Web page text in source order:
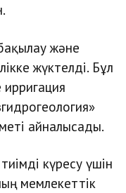
және
жүктелді. Бұл
айналысады.
күресу үшін
мемлекеттік